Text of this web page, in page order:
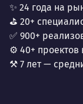
✨ 24 года на
⛳ 20+
✅ 900+
⚙️ 40+ проектов
⚒️ 7 лет —